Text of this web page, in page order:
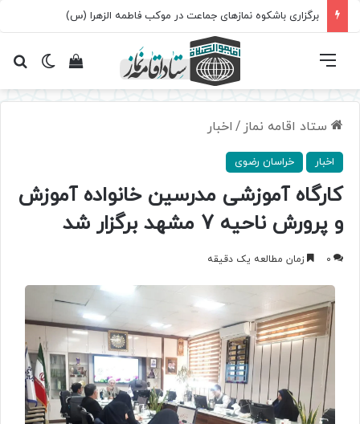
برگزاری باشکوه نمازهای جماعت در موکب فاطمه الزهرا (س)
تغییرمشاهده فهرست
ستاد اقامه نماز / اخبار
اخبار خراسان رضوی
کارگاه آموزشی مدرسین خانواده آموزش
و پرورش ناحیه 7 مشهد برگزار شد
0 زمان مطالعه یک دقیقه